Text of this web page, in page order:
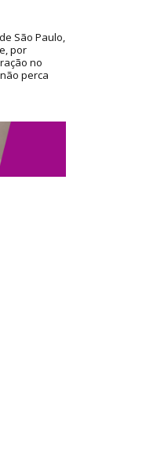
São Paulo,
por
no
perca